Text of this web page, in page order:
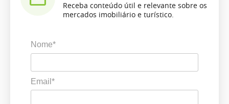
Receba conteúdo útil e relevante sobre os
mercados imobiliário e turístico.
Nome*
Email*